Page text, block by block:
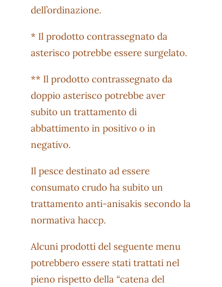
dell’ordinazione.
* Il prodotto contrassegnato da
asterisco potrebbe essere surgelato.
** Il prodotto contrassegnato da
doppio asterisco potrebbe aver
subito un trattamento di
abbattimento in positivo o in
negativo.
Il pesce destinato ad essere
consumato crudo ha subito un
trattamento anti-anisakis secondo la
normativa haccp.
Alcuni prodotti del seguente menu
potrebbero essere stati trattati nel
pieno rispetto della “catena del